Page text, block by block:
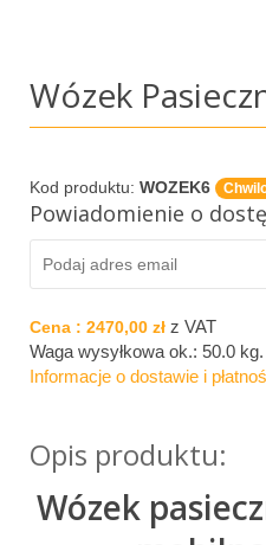
Wózek
Kod produktu: WOZEK6
Powiadomienie o
Cena : 2470,00 zł z VAT
Waga wysyłkowa ok.: 50.0 kg.
Informacje o dostawie i
Opis produktu:
Wózek